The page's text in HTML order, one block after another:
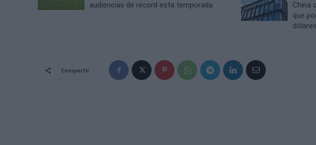
audiencias de récord esta temporada
China
que
dólares
Compartir